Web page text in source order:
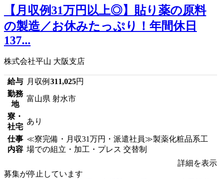
【月収例31万円以上◎】貼り薬の原料
の製造／お休みたっぷり！年間休日
137...
株式会社平山 大阪支店
給与 月収例 311,025円
勤務
地
富山県 射水市
寮・
社宅
あり
仕事
内容
≪寮完備・月収31万円・派遣社員≫製薬化粧品系工
場での組立・加工・プレス 交替制
詳細を表示
募集が停止しています